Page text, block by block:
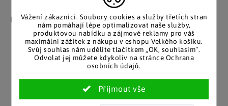
Vážení zákazníci. Soubory cookies a služby třetích stran
nám pomáhají lépe optimalizovat naše služby,
produktovou nabídku a zájmové reklamy pro váš
maximální zážitek z nákupu v eshopu Velkého košíku.
Svůj souhlas nám udělíte tlačítkem „OK, souhlasím“.
Odvolat jej můžete kdykoliv na stránce Ochrana
osobních údajů.
Záruka spokojenosti
Nakupujete bez obav, férové
jednání v každé situaci.
podobě
Stálým zákazníkům
posíláme papírový katalog
do schránky.
Pozitivní ohlasy
EU distribuce